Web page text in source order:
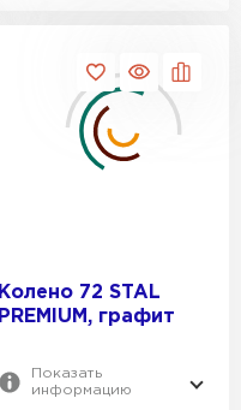
Колено 72 STAL
PREMIUM, графит
Показать
информацию